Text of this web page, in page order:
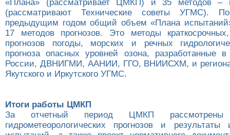
«Плана» (рассматривает ЦМКП) и 35 методов –
(рассматривают Технические советы УГМС).
предыдущим годом общий объем «Плана
17 методов прогнозов. Это методы
прогнозов погоды, морских и речных
прогноза опасных уровней озона, разработанные в
России, ДВНИГМИ, ААНИИ, ГГО, ВНИИСХМ, и
Якутского и Иркутского УГМС.
Итоги работы ЦМКП
За отчетный период ЦМКП
гидрометеорологических прогнозов и результаты